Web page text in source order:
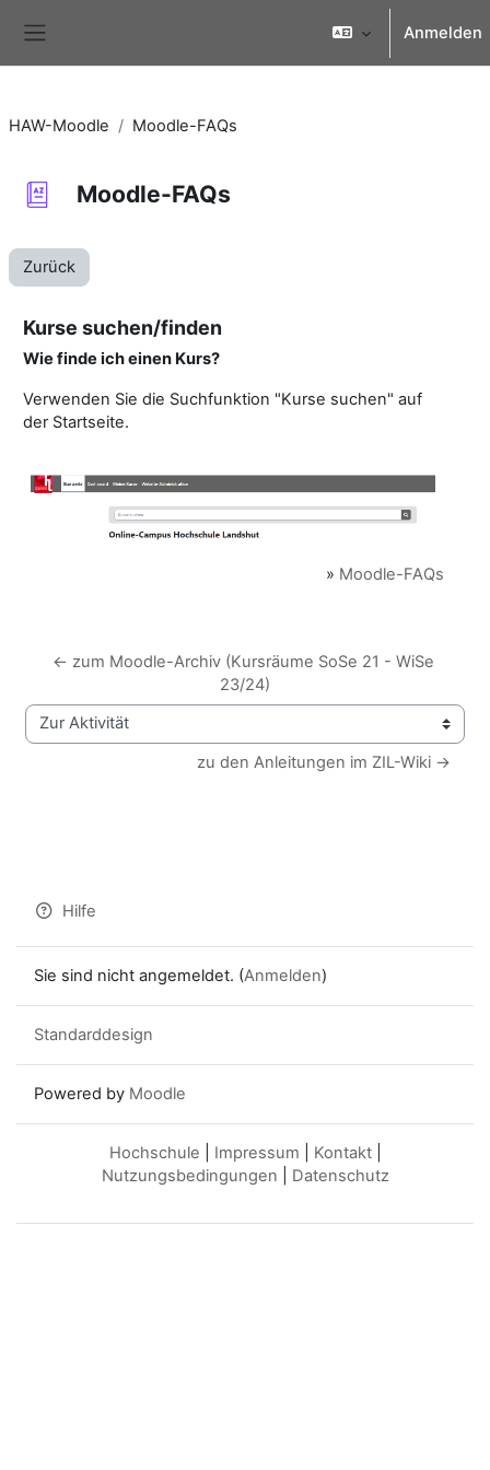
Anmelden
HAW-Moodle Moodle-FAQs
Moodle-FAQs
Zurück
Kurse suchen/finden
Wie finde ich einen Kurs?
Verwenden Sie die Suchfunktion "Kurse suchen" auf
der Startseite.
» Moodle-FAQs
← zum Moodle-Archiv (Kursräume SoSe 21 - WiSe
23/24)
Zur Aktivität
zu den Anleitungen im ZIL-Wiki →
Hilfe
Sie sind nicht angemeldet. (Anmelden)
Standarddesign
Powered by Moodle
Hochschule Impressum Kontakt|
Nutzungsbedingungen
Datenschutz